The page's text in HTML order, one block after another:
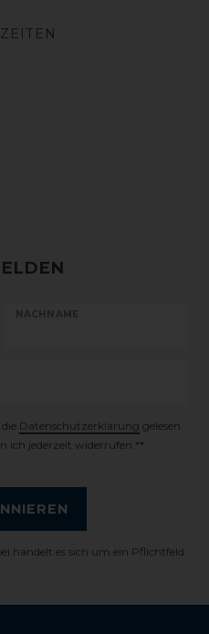
NACHNAME
Daten­schutz­erklärung gelesen
ich jederzeit widerrufen.**
handelt es sich um ein Pflichtfeld.